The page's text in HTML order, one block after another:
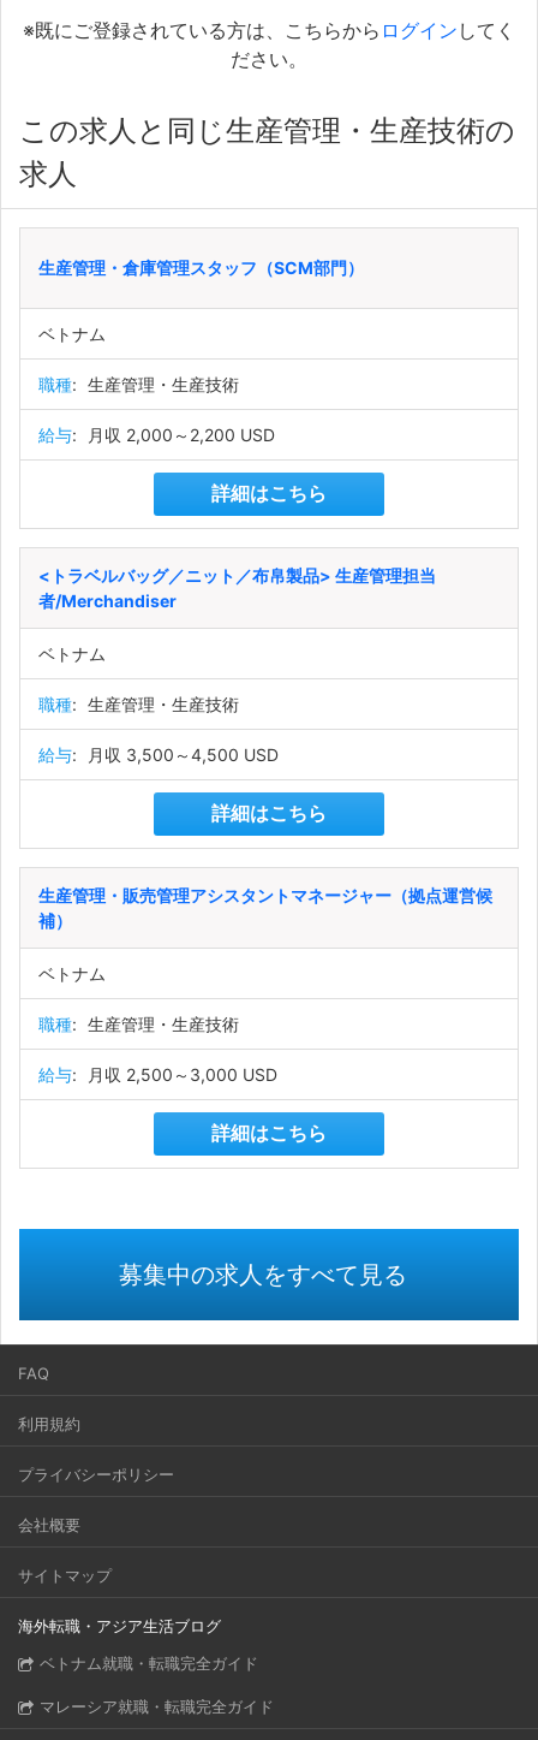
※既にご登録されている方は、こちらから ログイン してく
ださい。
この求人と同じ生産管理・生産技術の
求人
生産管理・倉庫管理スタッフ（SCM部門）
ベトナム
職種: 生産管理・生産技術
給与: 月収 2,000～2,200 USD
詳細はこちら
<トラベルバッグ／ニット／布帛製品> 生産管理担当
者/Merchandiser
ベトナム
職種: 生産管理・生産技術
給与: 月収 3,500～4,500 USD
詳細はこちら
生産管理・販売管理アシスタントマネージャー（拠点運営候
補）
ベトナム
職種: 生産管理・生産技術
給与: 月収 2,500～3,000 USD
詳細はこちら
募集中の求人をすべて見る
FAQ
利用規約
プライバシーポリシー
会社概要
サイトマップ
海外転職・アジア生活ブログ
ベトナム就職・転職完全ガイド
マレーシア就職・転職完全ガイド